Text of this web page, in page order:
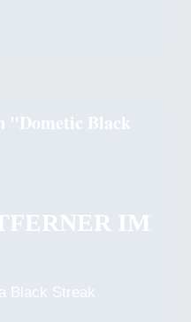
"Dometic Black
IM
Black Streak